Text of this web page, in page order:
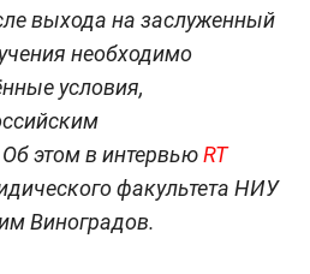
выхода на заслуженный
необходимо
условия,
этом в интервьюRT
факультета НИУ
Виноградов.